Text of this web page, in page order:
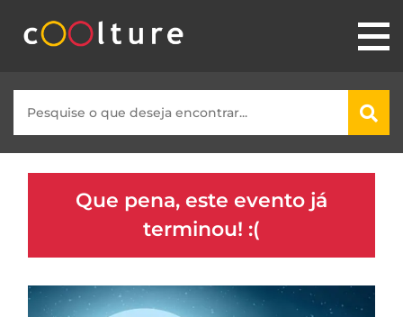
Que pena, este evento já
terminou! :(